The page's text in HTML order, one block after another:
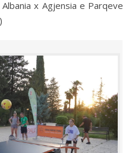
x Agjensia e Parqeve